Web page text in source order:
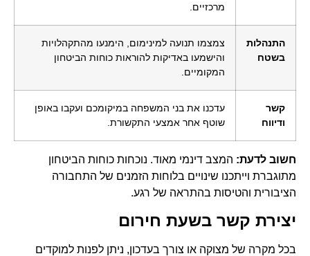
מרכזיים.
התנהלות
בשטח
צמצמו תנועה למינימום, הימנעו מהתקהלויות
והישמעו באדיקות להוראות כוחות הביטחון
המקומיים.
קשר
ודיווח
עדכנו את בני המשפחה במיקומכם ועקבו באופן
שוטף אחר אמצעי התקשורת.
חשוב לדעת: המצב דינמי מאוד. נוכחות כוחות הביטחון
מתוגברת וייתכנו שינויים בלוחות הזמנים של התחבורה
הציבורית והטיסות בהתראה של רגע.
יצירת קשר בשעת חירום
בכל מקרה של מצוקה או צורך בעדכון, ניתן לפנות למוקדים